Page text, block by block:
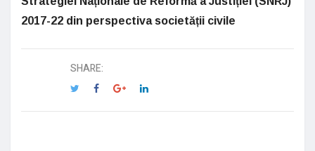
2017-22 din perspectiva societății civile
SHARE: